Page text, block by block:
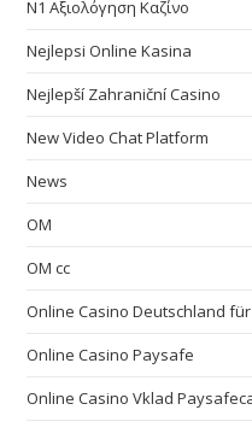
N1 Αξιολόγηση Καζίνο
Nejlepsi Online Kasina
Nejlepší Zahraniční Casino
New Video Chat Platform
News
OM
OM cc
Online Casino Deutschland
Online Casino Paysafe
Online Casino Vklad